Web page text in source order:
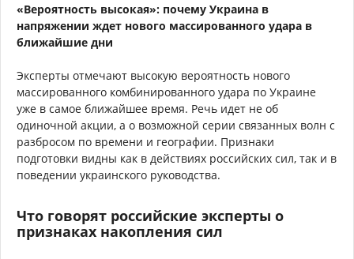
«Вероятность высокая»: почему Украина в
напряжении ждет нового массированного удара в
ближайшие дни
Эксперты отмечают высокую вероятность нового
массированного комбинированного удара по Украине
уже в самое ближайшее время. Речь идет не об
одиночной акции, а о возможной серии связанных волн с
разбросом по времени и географии. Признаки
подготовки видны как в действиях российских сил, так и в
поведении украинского руководства.
Что говорят российские эксперты о
признаках накопления сил